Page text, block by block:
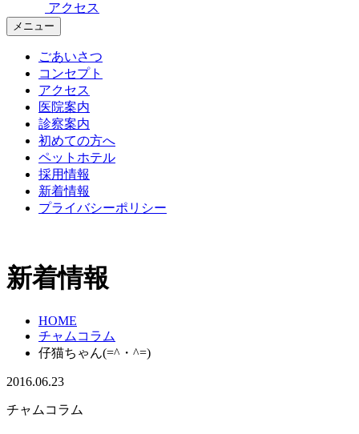
アクセス
メニュー
ごあいさつ
コンセプト
アクセス
医院案内
診察案内
初めての方へ
ペットホテル
採用情報
新着情報
プライバシーポリシー
新着情報
HOME
チャムコラム
仔猫ちゃん(=^・^=)
2016.06.23
チャムコラム